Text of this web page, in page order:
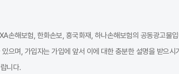
손해보험, 한화손보, 흥국화재, 하나손해보험의 공동광고물
으며, 가입자는 가입에 앞서 이에 대한 충분한 설명을 받으시
니다.